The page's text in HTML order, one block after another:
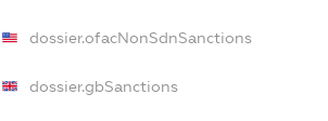
dossier.ofacNonSdnSanctions
dossier.gbSanctions